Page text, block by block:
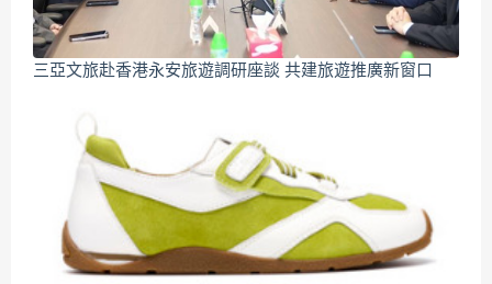
三亞文旅赴香港永安旅遊調研座談 共建旅遊推廣新窗口